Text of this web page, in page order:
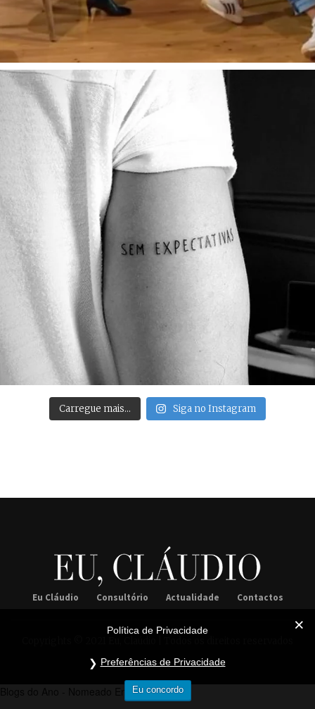
Carregue mais… Siga no Instagram
Eu Cláudio Consultório Actualidade Contactos
Política de Privacidade
Preferências de Privacidade
Eu concordo
Blogs do Ano - Nomeado Entretenimento